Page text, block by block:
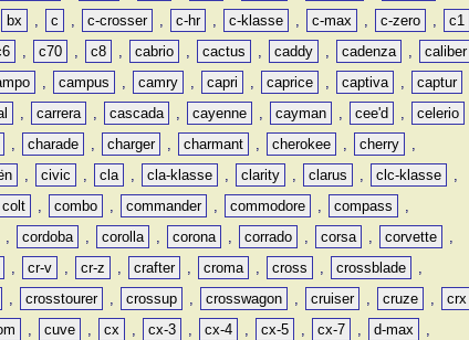
bx , c , c-crosser , c-hr , c-klasse , c-max , c-zero ,
c1
, c70 , c8 , cabrio , cactus , caddy , cadenza ,
caliber
, campus , camry , capri , caprice , captiva , captur
, carrera , cascada , cayenne , cayman , cee'd , celerio
, charade , charger , charmant , cherokee , cherry
,
, civic , cla , cla-klasse , clarity , clarus , clc-klasse
,
colt , combo , commander , commodore , compass
,
, cordoba , corolla , corona , corrado , corsa , corvette
,
, cr-v , cr-z , crafter , croma , cross , crossblade
,
, crosstourer , crossup , crosswagon , cruiser , cruze ,
crx
, cuve , cx , cx-3 , cx-4 , cx-5 , cx-7 , d-max
,